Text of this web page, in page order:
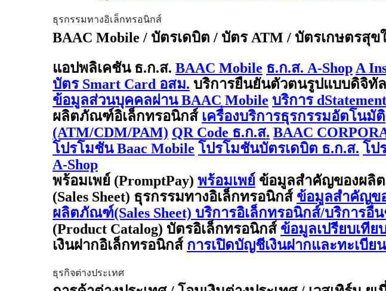
ธุรกรรมทางอิเล็กทรอนิกส์
BAAC Mobile / บัตรเดบิต / บัตร ATM / บัตรเกษตรสุข
แอปพลิเคชัน ธ.ก.ส. BAAC Mobile ธ.ก.ส. A-Shop A
บัตร Smart Card อสม. บริการยืนยันตัวตนรูปแบบดิจิทัล
ข้อมูลส่วนบุคคลผ่าน BAAC Mobile บริการ dStatement
ผลิตภัณฑ์อิเล็กทรอนิกส์ เครื่องบริการธุรกรรมอัตโนมัติ
(ATM/CDM/PAM) QR Code ธ.ก.ส. BAAC
โปรโมชัน Baac Mobile โปรโมชันบัตรเดบิต ธ.ก.ส. โป
A-Shop
พร้อมเพย์ (PromptPay) พร้อมเพย์ ข้อมูลสำคัญของผลิ
(Sales Sheet) ธุรกรรมทางอิเล็กทรอนิกส์ ข้อมูลสำคัญข
ผลิตภัณฑ์(Sales Sheet) บริการอิเล็กทรอนิกส์/บริการอื่น
(Product Catalog) บัตรอิเล็กทรอนิกส์ ข้อมูลเปรียบเที
เงินฝากอิเล็กทรอนิกส์ การเปิดบัญชีเงินฝากและทะเบี
ธุรกิจต่างประเทศ